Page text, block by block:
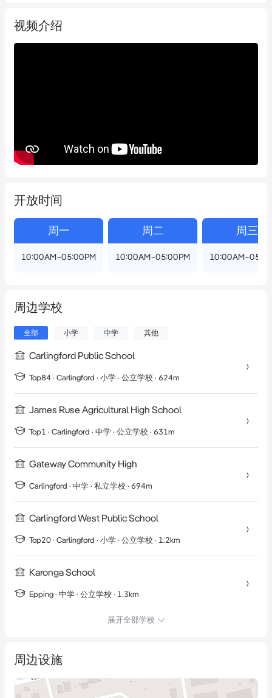
视频介绍
开放时间
周一
10:00AM~05:00PM
周二
10:00AM~05:00PM
周三
周边学校
全部 小学 中学 其他
Carlingford Public School
Top84 · Carlingford · 小学 · 公立学校 · 624m
James Ruse Agricultural High School
Top1 · Carlingford · 中学 · 公立学校 · 631m
Gateway Community High
Carlingford · 中学 · 私立学校 · 694m
Carlingford West Public School
Top20 · Carlingford · 小学 · 公立学校 · 1.2km
Karonga School
Epping · 中学 · 公立学校 · 1.3km
展开全部学校
周边设施